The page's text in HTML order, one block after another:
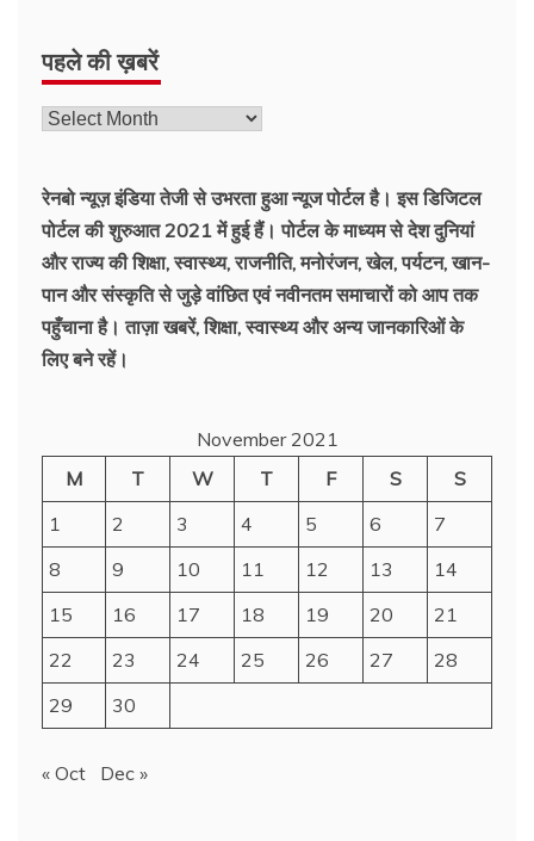
पहले की ख़बरें
रेनबो न्यूज़ इंडिया तेजी से उभरता हुआ न्‍यूज पोर्टल है। इस डिजिटल
पोर्टल की शुरुआत 2021 में हुई हैं। पोर्टल के माध्यम से देश दुनियां
और राज्य की शिक्षा, स्वास्थ्य, राजनीति, मनोरंजन, खेल, पर्यटन, खान-
पान और संस्कृति से जुड़े वांछित एवं नवीनतम समाचारों को आप तक
पहुँचाना है। ताज़ा खबरें, शिक्षा, स्वास्थ्य और अन्य जानकारिओं के
लिए बने रहें।
November 2021
M
T W T F S
S
1
2 3 4 5 6
7
8
9 10 11 12 13
14
15
16 17 18 19 20
21
22
23 24 25 26 27
28
29
30
« Oct Dec »